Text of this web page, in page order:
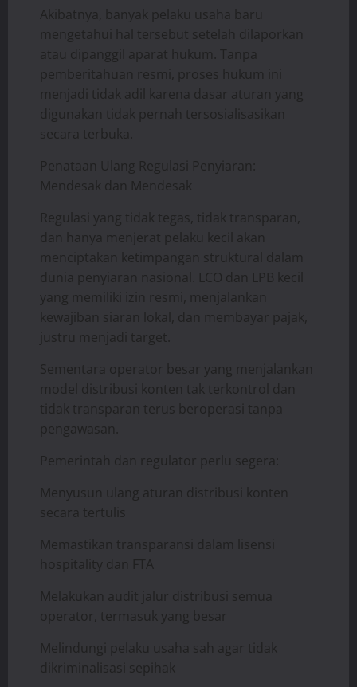
Akibatnya, banyak pelaku usaha baru
mengetahui hal tersebut setelah dilaporkan
atau dipanggil aparat hukum. Tanpa
pemberitahuan resmi, proses hukum ini
menjadi tidak adil karena dasar aturan yang
digunakan tidak pernah tersosialisasikan
secara terbuka.
Penataan Ulang Regulasi Penyiaran:
Mendesak dan Mendesak
Regulasi yang tidak tegas, tidak transparan,
dan hanya menjerat pelaku kecil akan
menciptakan ketimpangan struktural dalam
dunia penyiaran nasional. LCO dan LPB kecil
yang memiliki izin resmi, menjalankan
kewajiban siaran lokal, dan membayar pajak,
justru menjadi target.
Sementara operator besar yang menjalankan
model distribusi konten tak terkontrol dan
tidak transparan terus beroperasi tanpa
pengawasan.
Pemerintah dan regulator perlu segera:
Menyusun ulang aturan distribusi konten
secara tertulis
Memastikan transparansi dalam lisensi
hospitality dan FTA
Melakukan audit jalur distribusi semua
operator, termasuk yang besar
Melindungi pelaku usaha sah agar tidak
dikriminalisasi sepihak